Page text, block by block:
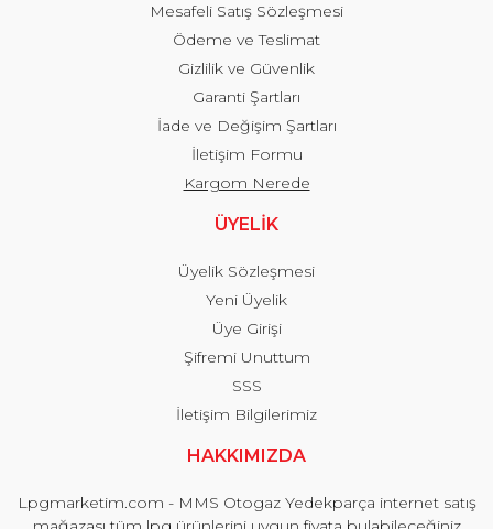
Mesafeli Satış Sözleşmesi
Ödeme ve Teslimat
Gizlilik ve Güvenlik
Garanti Şartları
İade ve Değişim Şartları
İletişim Formu
Kargom Nerede
ÜYELİK
Üyelik Sözleşmesi
Yeni Üyelik
Üye Girişi
Şifremi Unuttum
SSS
İletişim Bilgilerimiz
HAKKIMIZDA
Lpgmarketim.com - MMS Otogaz Yedekparça internet satış